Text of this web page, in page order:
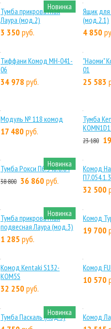
Новинка
Тумба прикроватная
Лаура (мод.2)
руб. 4
Тиффани Комод МН-041-
06
01
Модуль № 118 комод
17 480
23